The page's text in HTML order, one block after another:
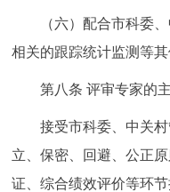
（六）配合市科委、
相关的跟踪统计监测等其
第八条 评审专家的主
接受市科委、中关村
立、保密、回避、公正
证、综合绩效评价等环节